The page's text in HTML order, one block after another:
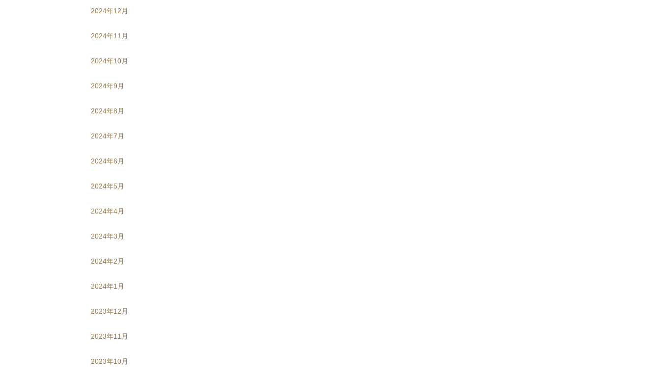
2024年12月
2024年11月
2024年10月
2024年9月
2024年8月
2024年7月
2024年6月
2024年5月
2024年4月
2024年3月
2024年2月
2024年1月
2023年12月
2023年11月
2023年10月